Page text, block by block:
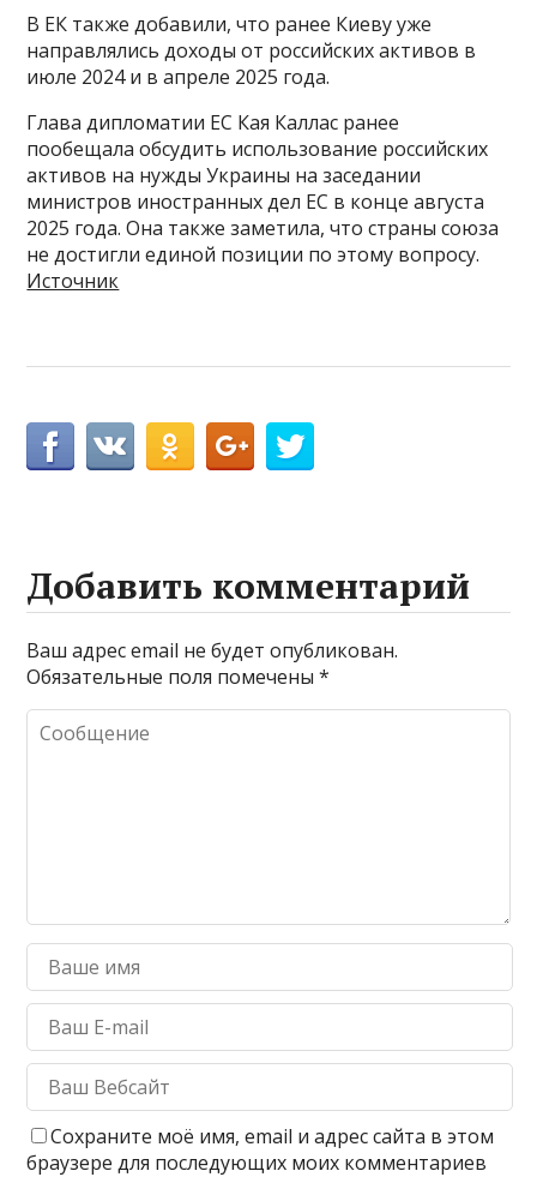
В ЕК также добавили, что ранее Киеву уже
направлялись доходы от российских активов в
июле 2024 и в апреле 2025 года.
Глава дипломатии ЕС Кая Каллас ранее
пообещала обсудить использование российских
активов на нужды Украины на заседании
министров иностранных дел ЕС в конце августа
2025 года. Она также заметила, что страны союза
не достигли единой позиции по этому вопросу.
Источник
Добавить комментарий
Ваш адрес email не будет опубликован.
Обязательные поля помечены*
Сохраните моё имя, email и адрес сайта в этом
браузере для последующих моих комментариев